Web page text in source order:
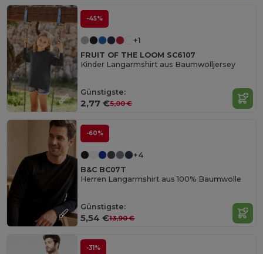
-45%
+1
FRUIT OF THE LOOM SC6107
Kinder Langarmshirt aus Baumwolljersey
Günstigste:
2,77 €5,00 €
-60%
+4
B&C BC07T
Herren Langarmshirt aus 100% Baumwolle
Günstigste:
5,54 €13,90 €
-31%